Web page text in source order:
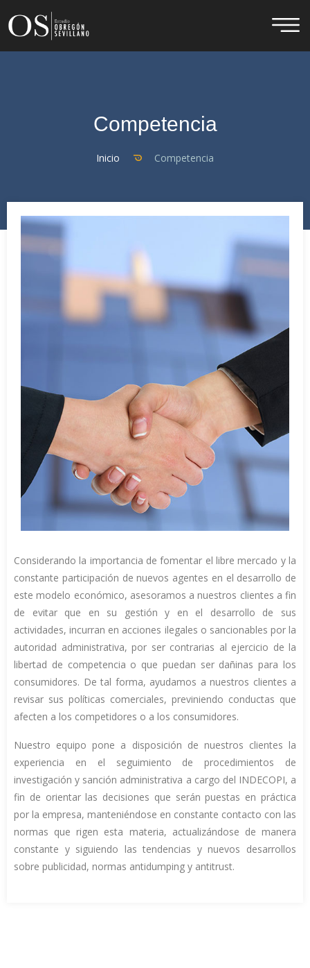
Competencia
Inicio Competencia
Considerando la importancia de fomentar el libre mercado y la
constante participación de nuevos agentes en el desarrollo de
este modelo económico, asesoramos a nuestros clientes a fin
de evitar que en su gestión y en el desarrollo de sus
actividades, incurran en acciones ilegales o sancionables por la
autoridad administrativa, por ser contrarias al ejercicio de la
libertad de competencia o que puedan ser dañinas para los
consumidores. De tal forma, ayudamos a nuestros clientes a
revisar sus políticas comerciales, previniendo conductas que
afecten a los competidores o a los consumidores.
Nuestro equipo pone a disposición de nuestros clientes la
experiencia en el seguimiento de procedimientos de
investigación y sanción administrativa a cargo del INDECOPI, a
fin de orientar las decisiones que serán puestas en práctica
por la empresa, manteniéndose en constante contacto con las
normas que rigen esta materia, actualizándose de manera
constante y siguiendo las tendencias y nuevos desarrollos
sobre publicidad, normas antidumping y antitrust.